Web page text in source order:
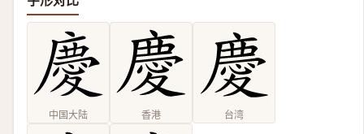
中国大陆 香港 台湾